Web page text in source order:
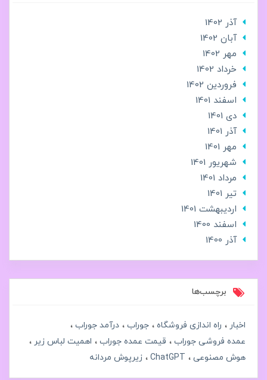
آذر 1402
آبان 1402
مهر 1402
خرداد 1402
فروردین 1402
اسفند 1401
دی 1401
آذر 1401
مهر 1401
شهریور 1401
مرداد 1401
تير 1401
ارديبهشت 1401
اسفند 1400
آذر 1400
برچسب‌ها
اخبار راه اندازی فروشگاه جوراب
درآمد جوراب
عمده فروشی جوراب
قیمت عمده جوراب
اهمیت لباس زیر
هوش مصنوعی
ChatGPT زیرپوش مردانه